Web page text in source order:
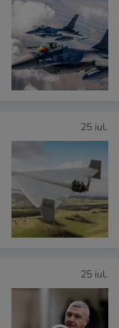
25 iul.
25 iul.